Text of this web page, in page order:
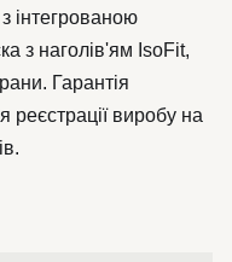
інтегрованою
з наголів'ям IsoFit,
Гарантія
реєстрації виробу на